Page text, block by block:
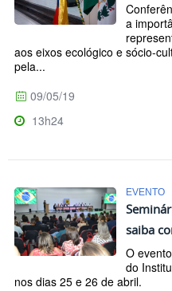
a
aos eixos ecológico e sócio-
pela...
09/05/19
13h24
EVENTO
saiba
O
do
nos dias 25 e 26 de abril.